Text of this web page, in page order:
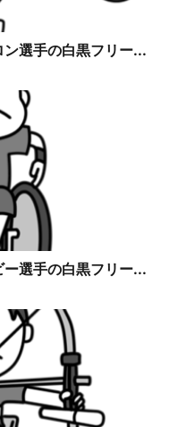
選手の白黒フリー...
選手の白黒フリー...